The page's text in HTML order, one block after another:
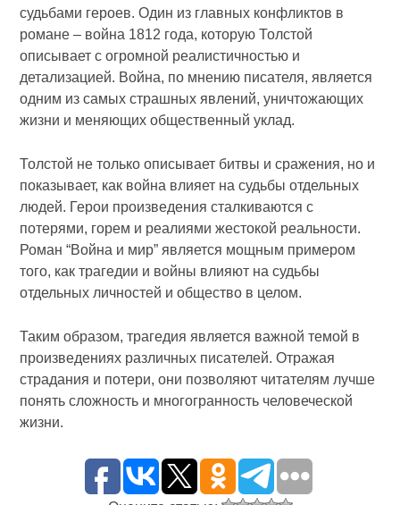
судьбами героев. Один из главных конфликтов в
романе – война 1812 года, которую Толстой
описывает с огромной реалистичностью и
детализацией. Война, по мнению писателя, является
одним из самых страшных явлений, уничтожающих
жизни и меняющих общественный уклад.
Толстой не только описывает битвы и сражения, но и
показывает, как война влияет на судьбы отдельных
людей. Герои произведения сталкиваются с
потерями, горем и реалиями жестокой реальности.
Роман “Война и мир” является мощным примером
того, как трагедии и войны влияют на судьбы
отдельных личностей и общество в целом.
Таким образом, трагедия является важной темой в
произведениях различных писателей. Отражая
страдания и потери, они позволяют читателям лучше
понять сложность и многогранность человеческой
жизни.